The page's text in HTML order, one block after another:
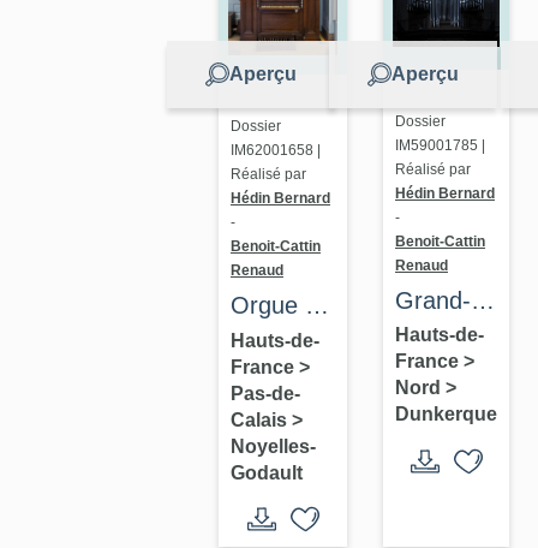
Aperçu
Dossier
IM62001658 |
Réalisé par
Hédin Bernard
-
Benoit-Cattin
Renaud
Orgue de
chœur
Hauts-de-
France >
Pas-de-
Calais >
Noyelles-
Godault
Aperçu
Dossier
IM59001785 |
Réalisé par
Hédin Bernard
-
Benoit-Cattin
Renaud
Grand-
orgue
Hauts-de-
France >
Nord >
Dunkerque